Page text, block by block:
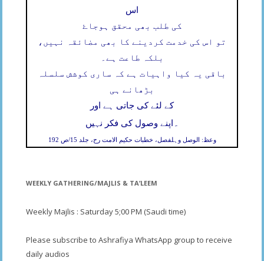
اس
کی طلب بھی محقق ہوجاۓ
تو اس کی خدمت کردینے کا بھی مضائقہ نہیں،
بلکہ طاعت ہے۔
باقی یہ کیا واہیات ہے کہ ساری کوشش سلسلہ
بڑھانے ہی
کے لئے کی جاتی ہے اور
اپنے وصول کی فکر نہیں ۔
وعظ: الوصل وہلفصل، خطبات حکیم الامت رح، جلد 15/ص 192
WEEKLY GATHERING/MAJLIS & TA’LEEM
Weekly Majlis : Saturday 5;00 PM (Saudi time)
Please subscribe to Ashrafiya WhatsApp group to receive
daily audios